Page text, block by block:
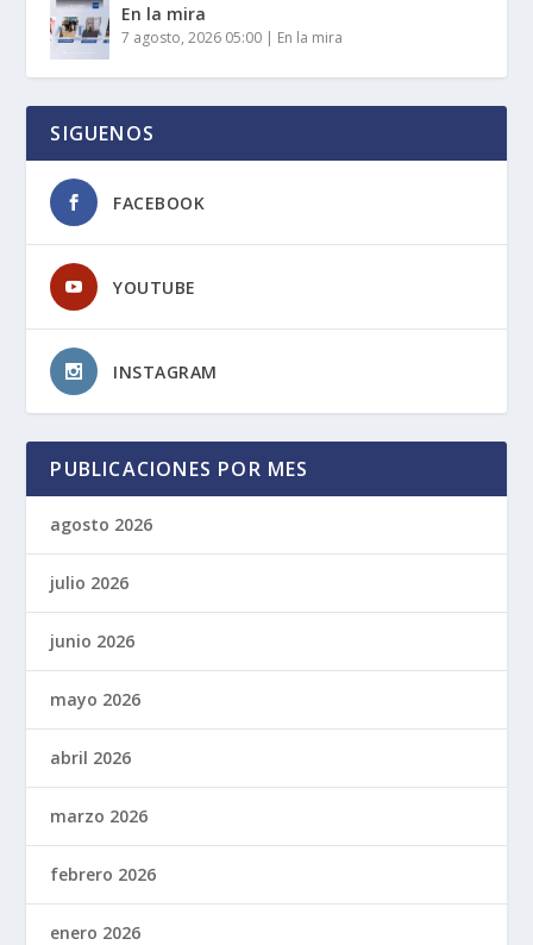
En la mira
7 agosto, 2026 05:00 | En la mira
SIGUENOS
FACEBOOK
YOUTUBE
INSTAGRAM
PUBLICACIONES POR MES
agosto 2026
julio 2026
junio 2026
mayo 2026
abril 2026
marzo 2026
febrero 2026
enero 2026